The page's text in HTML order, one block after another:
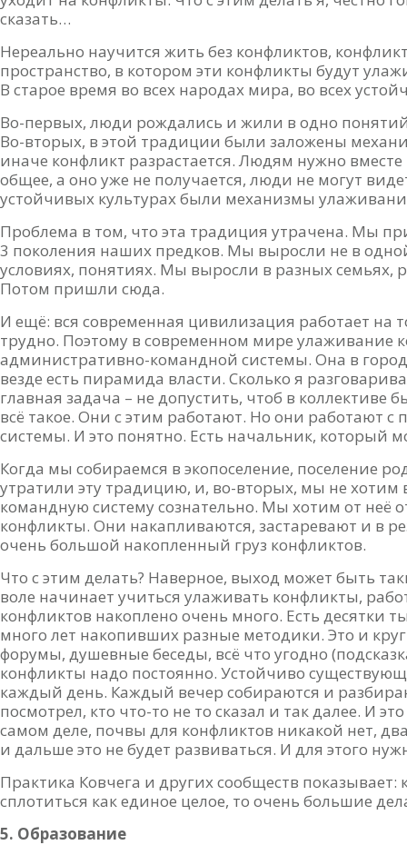
сказать…
Нереально научится жить без конфликтов,
пространство, в котором эти конфликты будут
В старое время во всех народах мира, во всех
Во-первых, люди рождались и жили в одно
Во-вторых, в этой традиции были заложены
иначе конфликт разрастается. Людям нужно
общее, а оно уже не получается, люди не могут
устойчивых культурах были механизмы
Проблема в том, что эта традиция утрачена. Мы
3 поколения наших предков. Мы выросли не в
условиях, понятиях. Мы выросли в разных семьях,
Потом пришли сюда.
И ещё: вся современная цивилизация работает на
трудно. Поэтому в современном мире улаживание
административно-командной системы. Она в
везде есть пирамида власти. Сколько я
главная задача – не допустить, чтоб в
всё такое. Они с этим работают. Но они работают
системы. И это понятно. Есть начальник, который
Когда мы собираемся в экопоселение, поселение
утратили эту традицию, и, во-вторых, мы не
командную систему сознательно. Мы хотим от неё
конфликты. Они накапливаются, застаревают и в
очень большой накопленный груз конфликтов.
Что с этим делать? Наверное, выход может быть
воле начинает учиться улаживать конфликты,
конфликтов накоплено очень много. Есть десятки
много лет накопивших разные методики. Это и
форумы, душевные беседы, всё что угодно
конфликты надо постоянно. Устойчиво
каждый день. Каждый вечер собираются и
посмотрел, кто что-то не то сказал и так далее. И
самом деле, почвы для конфликтов никакой нет,
и дальше это не будет развиваться. И для этого
Практика Ковчега и других сообществ показывает:
сплотиться как единое целое, то очень большие
5. Образование